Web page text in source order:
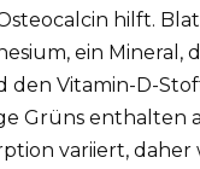
hilft.
ein Mineral,
den Vitamin-D-
Grüns enthalten
variiert, daher